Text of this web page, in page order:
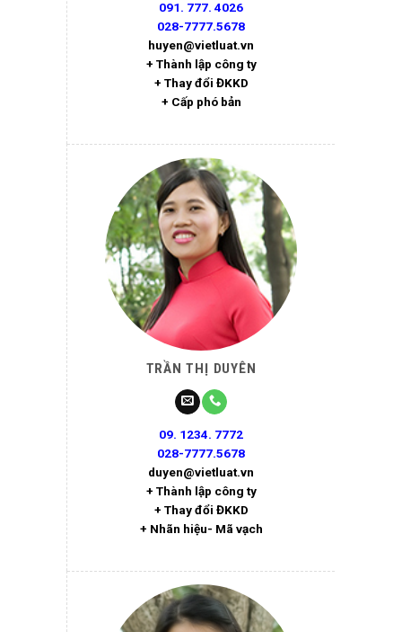
091. 777. 4026
028-7777.5678
huyen@vietluat.vn
+ Thành lập công ty
+ Thay đổi ĐKKD
+ Cấp phó bản
TRẦN THỊ DUYÊN
09. 1234. 7772
028-7777.5678
duyen@vietluat.vn
+ Thành lập công ty
+ Thay đổi ĐKKD
+ Nhãn hiệu- Mã vạch